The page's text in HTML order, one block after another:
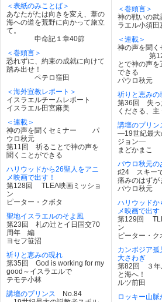
＜表紙のみことば＞
あなたがたは向きを変え、葦の
海への道を荒野に向かって旅立
て。
申命記１章40節
＜巻頭言＞
恐れずに、約束の成就に向けて
踏み出せ！
ペテロ窪田
＜海外宣教レポート＞
イスラエルチームレポート
イスラエル田宮麻美
＜連載＞
神の声を聞くセミナー パ
ウロ秋元
第11回 祈ることで神の声を
聞くことができる
ハリウッドから26聖人をアニ
メ映画で出す！
第128回 TLEA映画ミッショ
ン
ピーター・クボタ
聖地イスラエルのそよ風
第23回 札の辻とイ日国交70
周年 編
ヨセフ笹沼
祈りと恵みの現れ
第35回 God is working for my
good～イスラエルで
テモテ小林
講壇のプリンス No.84
＜巻頭言＞
神の戦い
ラエル小須田
＜連載＞
神の声を聞く
第12回
とで神の声
できる
パウロ秋元
祈りと恵みの
第36回 失っ
くださる、
講壇のプリン
―19世紀最大
ジョン―
まどかまこ
パウロ秋元の
♯24 スキー
痛みのはずが
パウロ秋元
ハリウッドか
メ映画で出す
第129回
ン
ピーター・ク
カンボジア
大さわぎ
第82回 ３年
と海へ！
ルツ前田
ロッキー山